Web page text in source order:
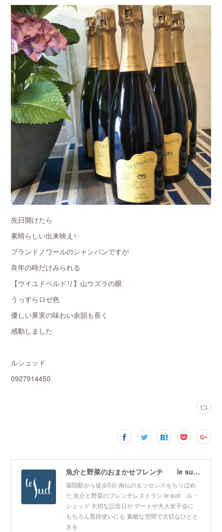
先日開けたら
素晴らしい出来映え✨
ブランドノワールのシャンパンですが
良年の時だけみられる
【ウイユドペルドリ】山ウズラの眼
うっすらロゼ色
優しい果実の味わい余韻も長く
感動しました
ルシュッド
0927914450
魚介と野菜のおまかせフレンチ le sud ル・シュッド
薬院駅から徒歩5分 南仏のエッセンスをちりばめ
た 魚介と野菜のフレンチレストラン le sud ル・
シュッド 大切な記念日や デートや大人女子会に
もちろん普段使いにも 素敵な空間で大切なひとと
きを